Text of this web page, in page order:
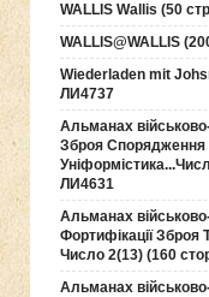
WALLIS Wallis (50
WALLIS@WALLIS
Wiederladen mit
ЛИ4737
Альманах військово-
Зброя Спорядження
ЛИ4631
Альманах військово-
Фортифікації Зброя
Число 2(13) (160
Альманах військово-